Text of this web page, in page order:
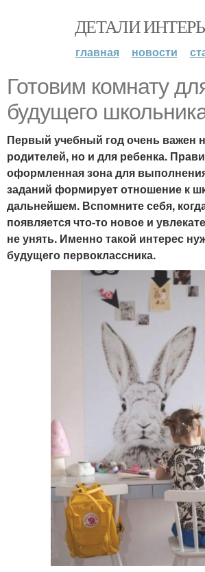
ДЕТАЛИ
главная новости
Готовим комнату
будущего
Первый учебный год очень важен
родителей, но и для ребенка.
оформленная зона для
заданий формирует отношение к
дальнейшем. Вспомните себя,
появляется что-то новое и
не унять. Именно такой интерес
будущего первоклассника.